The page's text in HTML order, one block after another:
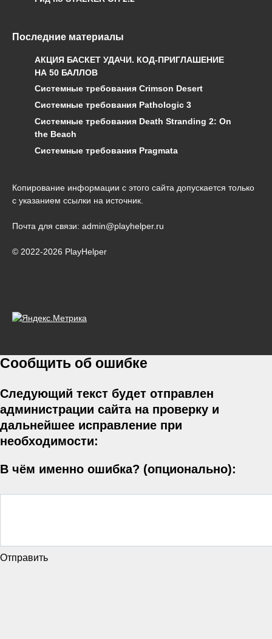
Последние материалы
АКЦИЯ БАСКЕТ УДАЧИ. КОД-ПРИГЛАШЕНИЕ
НА 50 БАЛЛОВ
Системные требования Crimson Desert
Системные требования Pathologic 3
Системные требования Death Stranding 2: On
the Beach
Системные требования Pragmata
Копирование информации с этого сайта допускается только
с указанием ссылки на источник.
Почта для связи: admin@playhelper.ru
© 2022-2026 PlayHelper
Сообщить об ошибке
Следующий текст будет отправлен
администрации сайта на проверку и
дальнейшее исправление при
необходимости:
В чём именно ошибка? (опционально):
Отправить